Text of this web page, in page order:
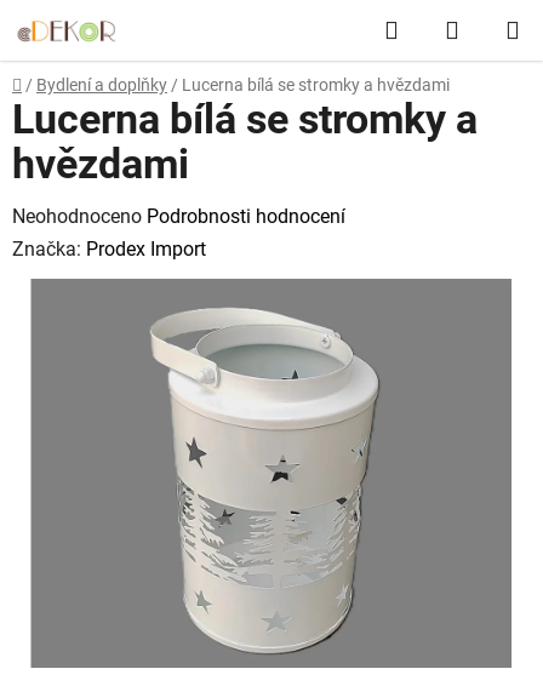
na
obsah
Hledat
KOŠÍK
Domů
/ Bydlení a doplňky / Lucerna bílá se stromky a hvězdami
Lucerna bílá se stromky a
hvězdami
Průměrné
hodnocení
produktu
Neohodnoceno Podrobnosti hodnocení
Značka: Prodex Import